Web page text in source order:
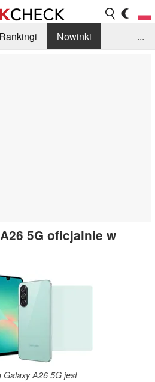
Rankingi
Nowinki
...
5G oficjalnie w
Galaxy A26 5G jest